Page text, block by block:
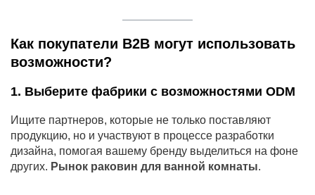
Как покупатели B2B могут использовать
возможности?
1. Выберите фабрики с возможностями ODM
Ищите партнеров, которые не только поставляют
продукцию, но и участвуют в процессе разработки
дизайна, помогая вашему бренду выделиться на фоне
других. Рынок раковин для ванной комнаты.